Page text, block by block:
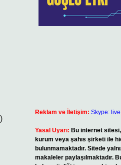
Reklam ve İletişim: Skype:
Yasal Uyarı: Bu internet
kurum veya şahıs şirketi ile
bulunmamaktadır. Sitede
makaleler paylaşılmaktadır.